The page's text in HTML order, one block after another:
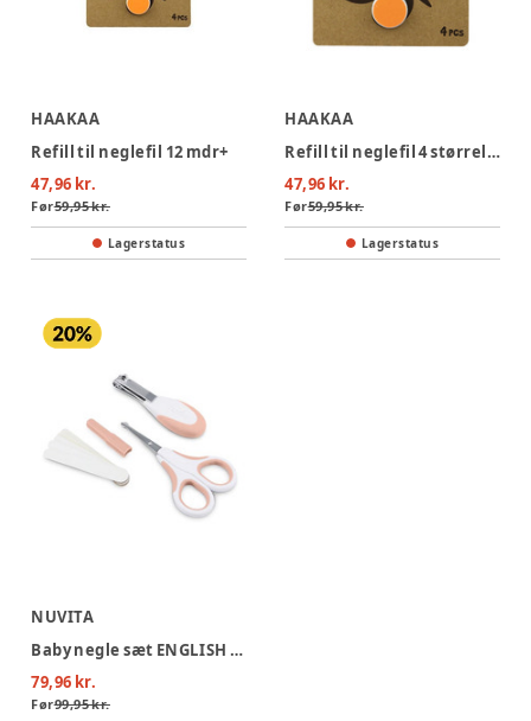
HAAKAA
Refill til neglefil 12 mdr+
47,96 kr.
Før59,95 kr.
Lagerstatus
HAAKAA
Refill til neglefil 4 størrelser
47,96 kr.
Før59,95 kr.
Lagerstatus
NUVITA
Baby negle sæt ENGLISH ROSE
79,96 kr.
Før99,95 kr.